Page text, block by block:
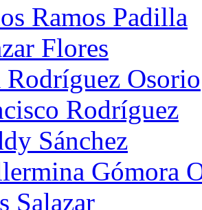
Ramos Padilla
Flores
Rodríguez Osorio
Rodríguez
Sánchez
Gómora
Salazar